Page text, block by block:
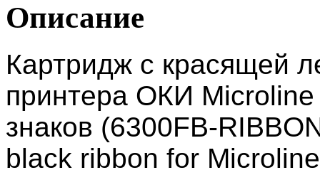
Описание
Картридж с красящей
принтера ОКИ
знаков (6300FB-
black ribbon for